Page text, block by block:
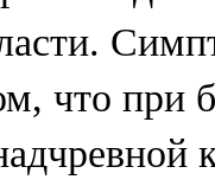
что при